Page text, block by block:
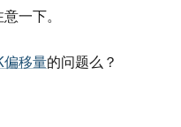
一下。
偏移量的问题么？